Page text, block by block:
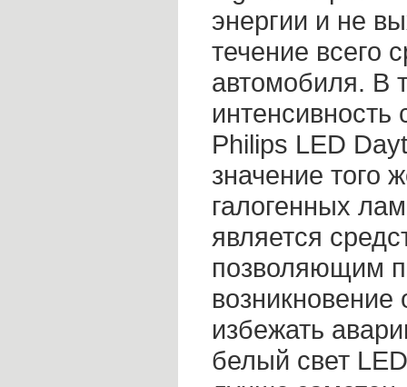
энергии и не
течение всего
автомобиля. В
интенсивность
Philips LED
значение того
галогенных
является
позволяющим
возникновение
избежать
белый свет